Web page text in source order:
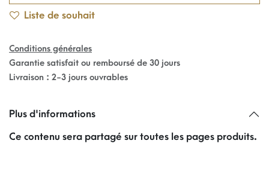
Liste de souhait
Conditions générales
Garantie satisfait ou remboursé de 30 jours
Livraison : 2-3 jours ouvrables
Plus d'informations
Ce contenu sera partagé sur toutes les pages produits.